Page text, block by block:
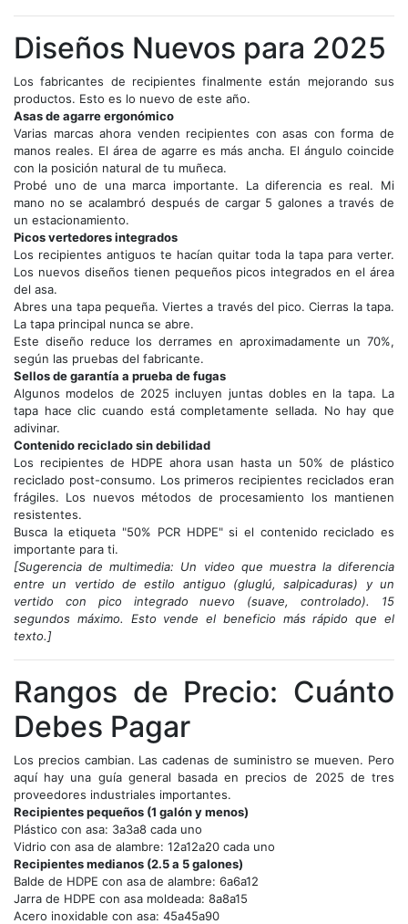
Diseños Nuevos para 2025
Los fabricantes de recipientes finalmente están mejorando sus
productos. Esto es lo nuevo de este año.
Asas de agarre ergonómico
Varias marcas ahora venden recipientes con asas con forma de
manos reales. El área de agarre es más ancha. El ángulo coincide
con la posición natural de tu muñeca.
Probé uno de una marca importante. La diferencia es real. Mi
mano no se acalambró después de cargar 5 galones a través de
un estacionamiento.
Picos vertedores integrados
Los recipientes antiguos te hacían quitar toda la tapa para verter.
Los nuevos diseños tienen pequeños picos integrados en el área
del asa.
Abres una tapa pequeña. Viertes a través del pico. Cierras la tapa.
La tapa principal nunca se abre.
Este diseño reduce los derrames en aproximadamente un 70%,
según las pruebas del fabricante.
Sellos de garantía a prueba de fugas
Algunos modelos de 2025 incluyen juntas dobles en la tapa. La
tapa hace clic cuando está completamente sellada. No hay que
adivinar.
Contenido reciclado sin debilidad
Los recipientes de HDPE ahora usan hasta un 50% de plástico
reciclado post-consumo. Los primeros recipientes reciclados eran
frágiles. Los nuevos métodos de procesamiento los mantienen
resistentes.
Busca la etiqueta "50% PCR HDPE" si el contenido reciclado es
importante para ti.
[Sugerencia de multimedia: Un video que muestra la diferencia
entre un vertido de estilo antiguo (gluglú, salpicaduras) y un
vertido con pico integrado nuevo (suave, controlado). 15
segundos máximo. Esto vende el beneficio más rápido que el
texto.]
Rangos de Precio: Cuánto
Debes Pagar
Los precios cambian. Las cadenas de suministro se mueven. Pero
aquí hay una guía general basada en precios de 2025 de tres
proveedores industriales importantes.
Recipientes pequeños (1 galón y menos)
Plástico con asa: 3a3a8 cada uno
Vidrio con asa de alambre: 12a12a20 cada uno
Recipientes medianos (2.5 a 5 galones)
Balde de HDPE con asa de alambre: 6a6a12
Jarra de HDPE con asa moldeada: 8a8a15
Acero inoxidable con asa: 45a45a90